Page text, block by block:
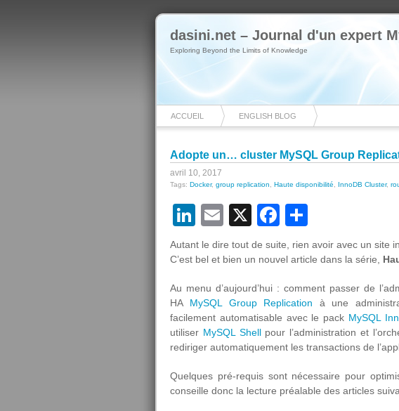
dasini.net – Journal d'un expert
Exploring Beyond the Limits of Knowledge
ACCUEIL ENGLISH BLOG
Adopte un… cluster MySQL Group
avril 10, 2017
Tags: Docker, group replication Haute disponibilité InnoDB Cluster,
LinkedIn
Email
X Facebook
Autant le dire tout de suite, rien avoir avec un site
C’est bel et bien un nouvel article dans la série,
Au menu d’aujourd’hui : comment passer de
HA MySQL Group Replication à une
facilement automatisable avec le pack MySQL
utiliser MySQL Shellpour l’administration et
rediriger automatiquement les transactions de
Quelques pré-requis sont nécessaire pour
conseille donc la lecture préalable des articles